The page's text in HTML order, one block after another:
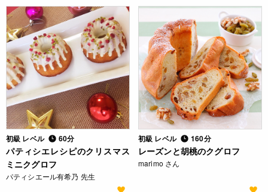
初級 レベル 60分
パティシエレシピのクリスマス
ミニクグロフ
パティシエール有希乃 先生
初級 レベル 160分
レーズンと胡桃のクグロフ
marimo さん